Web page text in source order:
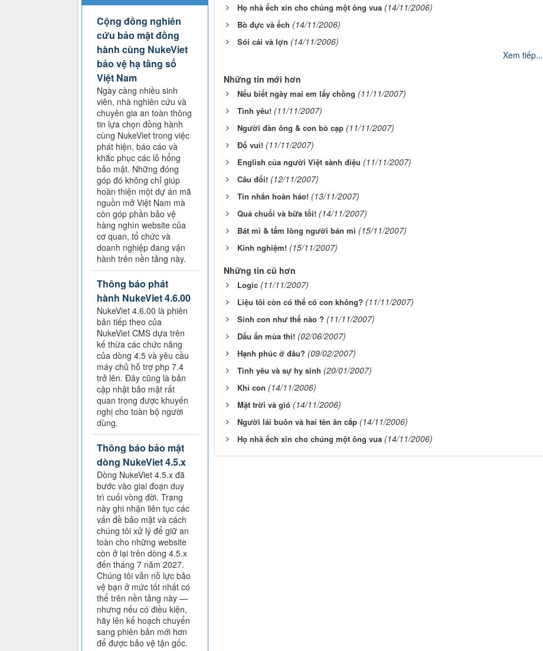
Họ nhà ếch xin cho chúng một ông vua (14/11/2006)
Bò đực và ếch (14/11/2006)
Sói cái và lợn (14/11/2006)
Xem tiếp...
Những tin mới hơn
Nếu biết ngày mai em lấy chồng (11/11/2007)
Tình yêu! (11/11/2007)
Người đàn ông & con bò cạp (11/11/2007)
Đố vui! (11/11/2007)
English của người Việt sành điệu (11/11/2007)
Câu đối! (12/11/2007)
Tin nhắn hoàn hảo! (13/11/2007)
Quả chuối và bữa tối! (14/11/2007)
Bát mì & tấm lòng người bán mì (15/11/2007)
Kinh nghiệm! (15/11/2007)
Những tin cũ hơn
Logic (11/11/2007)
Liệu tôi còn có thể có con không? (11/11/2007)
Sinh con như thế nào ? (11/11/2007)
Dấu ấn mùa thi! (02/06/2007)
Hạnh phúc ở đâu? (09/02/2007)
Tình yêu và sự hy sinh (20/01/2007)
Khỉ con (14/11/2006)
Mặt trời và gió (14/11/2006)
Người lái buôn và hai tên ăn cắp (14/11/2006)
Họ nhà ếch xin cho chúng một ông vua (14/11/2006)
Cộng đồng nghiên
cứu bảo mật đồng
hành cùng NukeViet
bảo vệ hạ tầng số
Việt Nam
Ngày càng nhiều sinh
viên, nhà nghiên cứu và
chuyên gia an toàn thông
tin lựa chọn đồng hành
cùng NukeViet trong việc
phát hiện, báo cáo và
khắc phục các lỗ hổng
bảo mật. Những đóng
góp đó không chỉ giúp
hoàn thiện một dự án mã
nguồn mở Việt Nam mà
còn góp phần bảo vệ
hàng nghìn website của
cơ quan, tổ chức và
doanh nghiệp đang vận
hành trên nền tảng này.
Thông báo phát
hành NukeViet 4.6.00
NukeViet 4.6.00 là phiên
bản tiếp theo của
NukeViet CMS dựa trên
kế thừa các chức năng
của dòng 4.5 và yêu cầu
máy chủ hỗ trợ php 7.4
trở lên. Đây cũng là bản
cập nhật bảo mật rất
quan trọng được khuyến
nghị cho toàn bộ người
dùng.
Thông báo bảo mật
dòng NukeViet 4.5.x
Dòng NukeViet 4.5.x đã
bước vào giai đoạn duy
trì cuối vòng đời. Trang
này ghi nhận liên tục các
vấn đề bảo mật và cách
chúng tôi xử lý để giữ an
toàn cho những website
còn ở lại trên dòng 4.5.x
đến tháng 7 năm 2027.
Chúng tôi vẫn nỗ lực bảo
vệ bạn ở mức tốt nhất có
thể trên nền tảng này —
nhưng nếu có điều kiện,
hãy lên kế hoạch chuyển
sang phiên bản mới hơn
để được bảo vệ tận gốc.